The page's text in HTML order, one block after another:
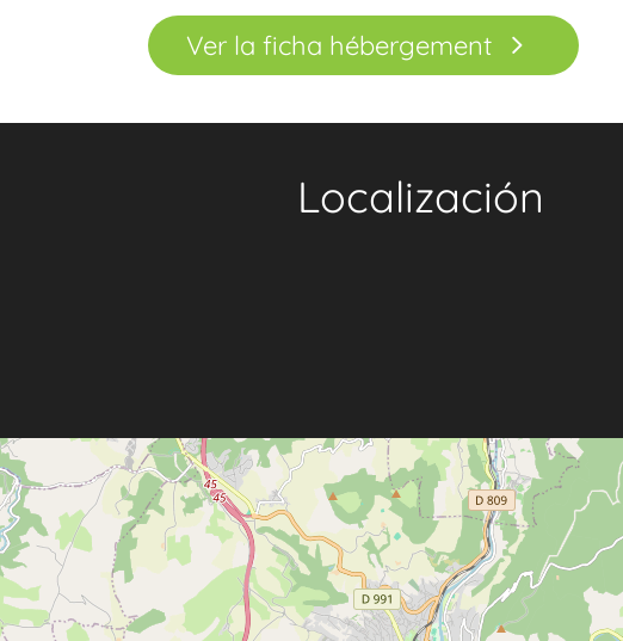
Ver la ficha hébergement
Localización